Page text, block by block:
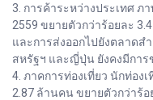
3. การค้าระหว่างประเทศ
2559 ขยายตัวกว่าร้อยละ
และการส่งออกไปยังตลาดส
สหรัฐฯ และญี่ปุ่น ยังคงมีการ
4. ภาคการท่องเที่ยว นักท่อง
2.87 ล้านคน ขยายตัวกว่าร้อ